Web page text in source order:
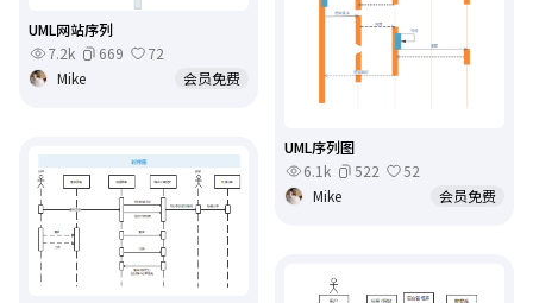
UML网站序列
7.2k
669
72
Mike
会员免费
UML序列图
6.1k
522
52
Mike
会员免费